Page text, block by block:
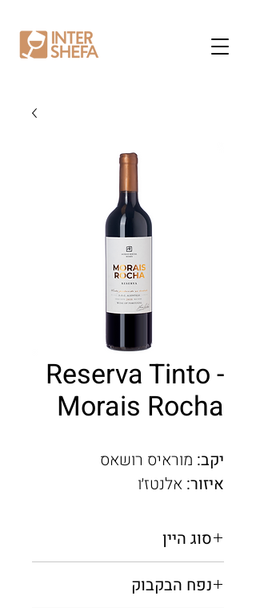
Reserva Tinto -
Morais Rocha
יקב: מוראיס רושאס
איזור: אלנטז׳ו
סוג היין
נפח הבקבוק